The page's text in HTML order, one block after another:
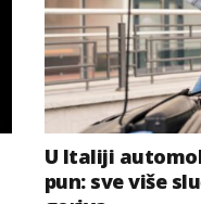
U Italiji
pun: sve više